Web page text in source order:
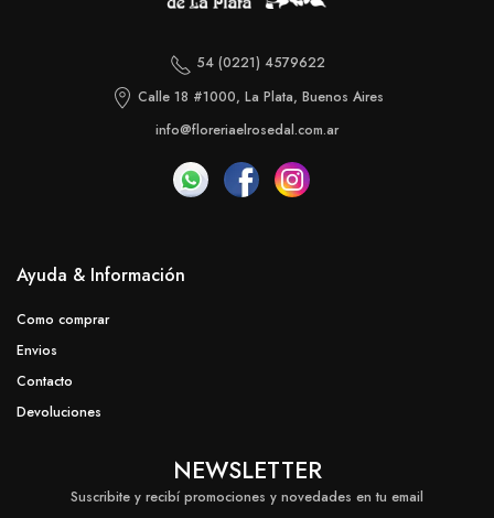
54 (0221) 4579622
Calle 18 #1000, La Plata, Buenos Aires
info@floreriaelrosedal.com.ar
Ayuda & Información
Como comprar
Envios
Contacto
Devoluciones
NEWSLETTER
Suscribite y recibí promociones y novedades en tu email